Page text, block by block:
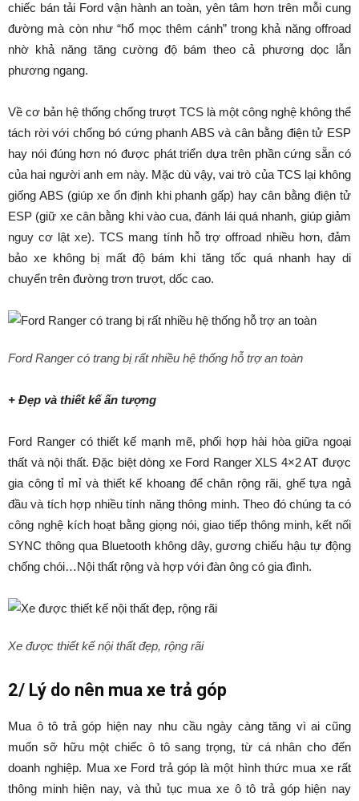
chiếc bán tải Ford vận hành an toàn, yên tâm hơn trên mỗi cung
đường mà còn như “hổ mọc thêm cánh” trong khả năng offroad
nhờ khả năng tăng cường độ bám theo cả phương dọc lẫn
phương ngang.
Về cơ bản hệ thống chống trượt TCS là một công nghệ không thể
tách rời với chống bó cứng phanh ABS và cân bằng điện tử ESP
hay nói đúng hơn nó được phát triển dựa trên phần cứng sẵn có
của hai người anh em này. Mặc dù vậy, vai trò của TCS lại không
giống ABS (giúp xe ổn định khi phanh gấp) hay cân bằng điện tử
ESP (giữ xe cân bằng khi vào cua, đánh lái quá nhanh, giúp giảm
nguy cơ lật xe). TCS mang tính hỗ trợ offroad nhiều hơn, đảm
bảo xe không bị mất độ bám khi tăng tốc quá nhanh hay di
chuyển trên đường trơn trượt, dốc cao.
Ford Ranger có trang bị rất nhiều hệ thống hỗ trợ an toàn
+ Đẹp và thiết kế ấn tượng
Ford Ranger có thiết kế mạnh mẽ, phối hợp hài hòa giữa ngoại
thất và nội thất. Đặc biệt dòng xe Ford Ranger XLS 4×2 AT được
gia công tỉ mỉ và thiết kế khoang để chân rộng rãi, ghế tựa ngả
đầu và tích hợp nhiều tính năng thông minh. Theo đó chúng ta có
công nghệ kích hoạt bằng giọng nói, giao tiếp thông minh, kết nối
SYNC thông qua Bluetooth không dây, gương chiếu hậu tự động
chống chói…Nội thất rộng và hợp với đàn ông có gia đình.
Xe được thiết kế nội thất đẹp, rộng rãi
2/ Lý do nên mua xe trả góp
Mua ô tô trả góp hiện nay nhu cầu ngày càng tăng vì ai cũng
muốn sỡ hữu một chiếc ô tô sang trọng, từ cá nhân cho đến
doanh nghiệp. Mua xe Ford trả góp là một hình thức mua xe rất
thông minh hiện nay, và thủ tục mua xe ô tô trả góp hiện nay